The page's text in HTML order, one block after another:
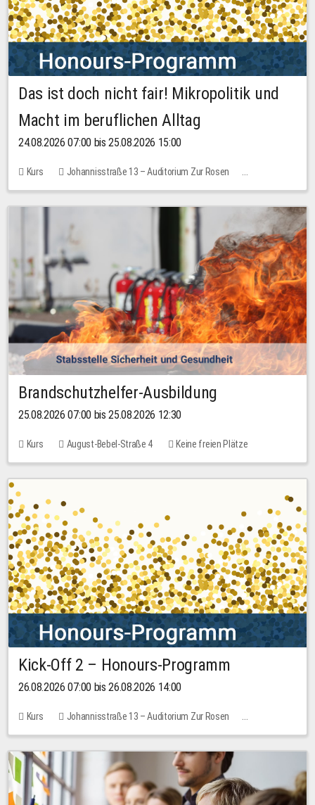
Das ist doch nicht fair! Mikropolitik und
Macht im beruflichen Alltag
24.08.2026 07:00 bis 25.08.2026 15:00
Kurs
Johannisstraße 13 – Auditorium Zur Rosen
Keine freien Plätze
Brandschutzhelfer-Ausbildung
25.08.2026 07:00 bis 25.08.2026 12:30
Kurs August-Bebel-Straße 4 Keine freien Plätze
Kick-Off 2 – Honours-Programm
26.08.2026 07:00 bis 26.08.2026 14:00
Kurs
Johannisstraße 13 – Auditorium Zur Rosen
Keine freien Plätze